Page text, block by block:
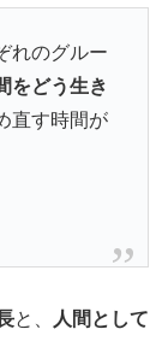
れのグルー
をどう生き
直す時間が
と、
人間として